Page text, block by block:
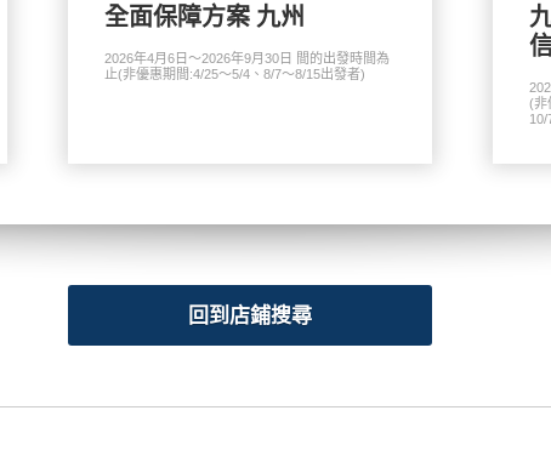
全面保障方案 九州
2026年4月6日～2026年9月30日 間的出發時間為
止(非優惠期間:4/25～5/4、8/7～8/15出發者)
(非
10/
回到店鋪搜尋